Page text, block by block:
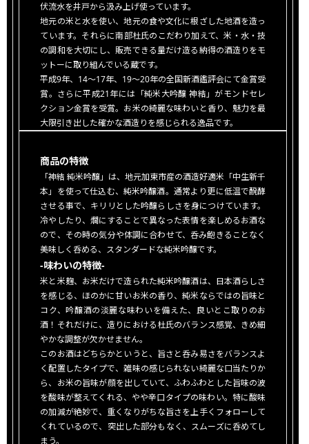
伏流水を井戸から汲み上げ使っています。
地元の米と水を使い、地元の食や文化に根ざした地酒を造っ
ています。それらに南部杜氏のこだわり加えて、米・水・技
の調和を大切にし、販売できる量だけ造る納得の酒造りをモ
ットーに取り組んでいる蔵です。
平成9年、14～17年、19～20年の全国新酒鑑評会にて金賞受
賞。さらに平成21年には「純米大吟醸 神結」がモンドセレ
クション金賞を受賞。お米の綺麗な味わいと香り、魅力を最
大限引き出した確かな酒造りを感じられる逸品です。
商品の特徴
「神結 純米吟醸」は、地元加東市産の酒造好適米「中生新千
本」を使って仕込む、純米吟醸酒。通常より更に低温で醗酵
させる事で、キリリとした吟醸らしさを身につけています。
冷やしたり、燗にすることで異なった表情を楽しめるお酒な
ので、その時の気分や体調に合わせて、呑み飽きることなく
美味しく呑める、スタンダードな純米吟醸です。
-味わいの特徴-
米と米麹、お米だけで造られた純米吟醸酒は、日本酒らしさ
を感じる、ほのかに甘いお米の香り、純米ならではの旨味と
コク、吟醸酒の淡麗な味わいを備えた、良いとこ取りのお
酒！それだけに、造りにおける杜氏のバランス感覚、きめ細
やかな調整が欠かせません。
このお酒はどちらかというと、旨さと呑み易さをバランスよ
く配置したタイプで、雑味の感じられない綺麗な口当たりか
ら、お米の旨味が顔を出していて、ふわふわとした旨味の波
を酸味が整えてくれる、やや辛口タイプの味わい。特に酸味
の加減が絶妙で、重くなりがちな旨さを上手くフォローして
くれているので、突出した部分もなく、スムーズに呑めてし
まう。